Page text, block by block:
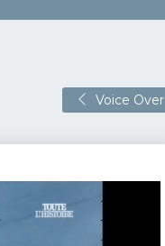
Voice Over